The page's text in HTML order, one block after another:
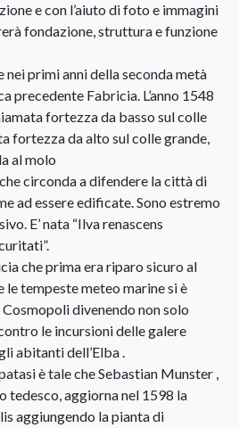
e con l’aiuto di foto e immagini
fondazione, struttura e funzione
nei primi anni della seconda metà
precedente Fabricia. L’anno 1548
fortezza da basso sul colle
fortezza da alto sul colle grande,
al molo
circonda a difendere la città di
ad essere edificate. Sono estremo
E’ nata “Ilva renascens
che prima era riparo sicuro al
tempeste meteo marine si è
divenendo non solo
le incursioni delle galere
abitanti dell’Elba .
è tale che Sebastian Munster ,
aggiorna nel 1598 la
aggiungendo la pianta di